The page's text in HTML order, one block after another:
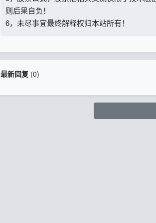
则后果自负！
6，未尽事宜最终解释权归本站所有！
最新回复(0)